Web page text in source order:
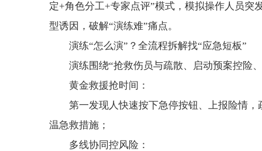
定+角色分工+专家点评”模式，模拟操作人员
型诱因，破解“演练难”痛点。
演练“怎么演”？全流程拆解找“应急短板”
演练围绕“抢救伤员与疏散、启动预案控险
黄金救援抢时间：
第一发现人快速按下急停按钮、上报险情
温急救措施；
多线协同控风险：